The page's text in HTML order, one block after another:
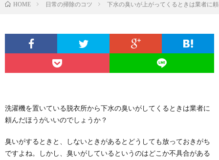
HOME 日常の掃除のコツ 下水の臭いが上がってくるときは業者に
洗濯機を置いている脱衣所から下水の臭いがしてくるときは業者に
頼んだほうがいいのでしょうか？
臭いがするときと、しないときがあるとどうしても放っておきがち
ですよね。しかし、臭いがしているというのはどこか不具合がある